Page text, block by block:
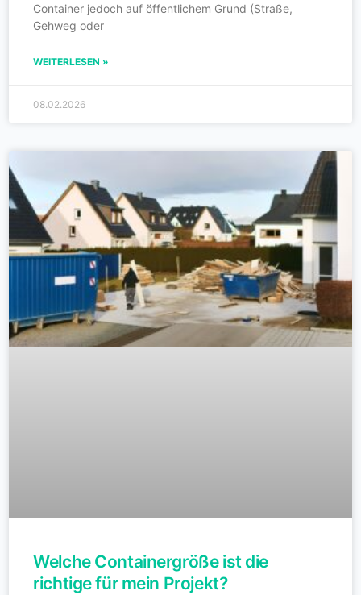
Container jedoch auf öffentlichem Grund (Straße,
Gehweg oder
WEITERLESEN »
08.02.2026
Welche Containergröße ist die
richtige für mein Projekt?